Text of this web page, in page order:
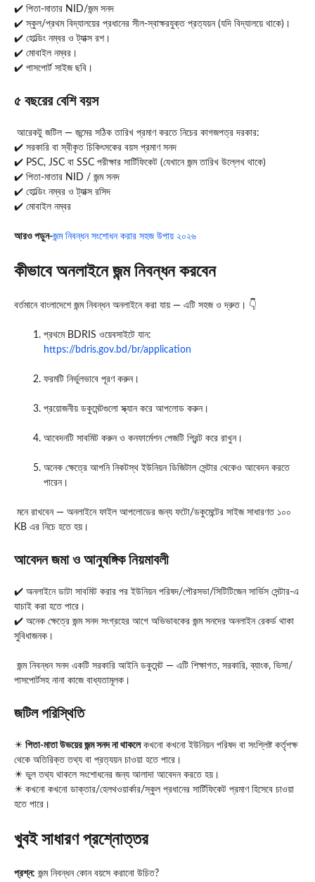
✔️ পিতা-মাতার NID/জন্ম সনদ
✔️ স্কুল/প্রথম বিদ্যালয়ের প্রধানের সীল-স্বাক্ষরযুক্ত প্রত্যয়ন (যদি বিদ্যালয়ে থাকে)।
✔️ হোল্ডিং নম্বর ও ট্যাক্স রশ।
✔️ মোবাইল নম্বর।
✔️ পাসপোর্ট সাইজ ছবি।
৫ বছরের বেশি বয়স
আরেকটু জটিল — জন্মের সঠিক তারিখ প্রমাণ করতে নিচের কাগজপত্র দরকার:
✔️ সরকারি বা স্বীকৃত চিকিৎসকের বয়স প্রমাণ সনদ
✔️ PSC, JSC বা SSC পরীক্ষার সার্টিফিকেট (যেখানে জন্ম তারিখ উল্লেখ থাকে)
✔️ পিতা-মাতার NID / জন্ম সনদ
✔️ হোল্ডিং নম্বর ও ট্যাক্স রসিদ
✔️ মোবাইল নম্বর
আরও পড়ুন-জন্ম নিবন্ধন সংশোধন করার সহজ উপায় ২০২৬
কীভাবে অনলাইনে জন্ম নিবন্ধন করবেন
বর্তমানে বাংলাদেশে জন্ম নিবন্ধন অনলাইনে করা যায় — এটি সহজ ও দ্রুত। 👇
প্রথমে BDRIS ওয়েবসাইটে যান:
https://bdris.gov.bd/br/application
ফরমটি নির্ভুলভাবে পূরণ করুন।
প্রয়োজনীয় ডকুমেন্টগুলো স্ক্যান করে আপলোড করুন।
আবেদনটি সাবমিট করুন ও কনফার্মেশন পেজটি প্রিন্ট করে রাখুন।
অনেক ক্ষেত্রে আপনি নিকটস্থ ইউনিয়ন ডিজিটাল সেন্টার থেকেও আবেদন করতে
পারেন।
মনে রাখবেন — অনলাইনে ফাইল আপলোডের জন্য ফটো/ডকুমেন্টের সাইজ সাধারণত ১০০
KB এর নিচে হতে হয়।
আবেদন জমা ও আনুষঙ্গিক নিয়মাবলী
✔️ অনলাইনে ডাটা সাবমিট করার পর ইউনিয়ন পরিষদ/পৌরসভা/সিটিটিজেন সার্ভিস সেন্টার-এ
যাচাই করা হতে পারে।
✔️ অনেক ক্ষেত্রে জন্ম সনদ সংগ্রহের আগে অভিভাবকের জন্ম সনদের অনলাইন রেকর্ড থাকা
সুবিধাজনক।
জন্ম নিবন্ধন সনদ একটি সরকারি আইনি ডকুমেন্ট — এটি শিক্ষাগত, সরকারি, ব্যাংক, ভিসা/
পাসপোর্টসহ নানা কাজে বাধ্যতামূলক।
জটিল পরিস্থিতি
✴️ পিতা-মাতা উভয়ের জন্ম সনদ না থাকলেকখনো কখনো ইউনিয়ন পরিষদ বা সংশ্লিষ্ট কর্তৃপক্ষ
থেকে অতিরিক্ত তথ্য বা প্রত্যয়ন চাওয়া হতে পারে।
✴️ ভুল তথ্য থাকলে সংশোধনের জন্য আলাদা আবেদন করতে হয়।
✴️ কখনো কখনো ডাক্তার/হেলথওয়ার্কার/স্কুল প্রধানের সার্টিফিকেট প্রমাণ হিসেবে চাওয়া
হতে পারে।
খুবই সাধারণ প্রশ্নোত্তর
প্রশ্ন: জন্ম নিবন্ধন কোন বয়সে করানো উচিত?